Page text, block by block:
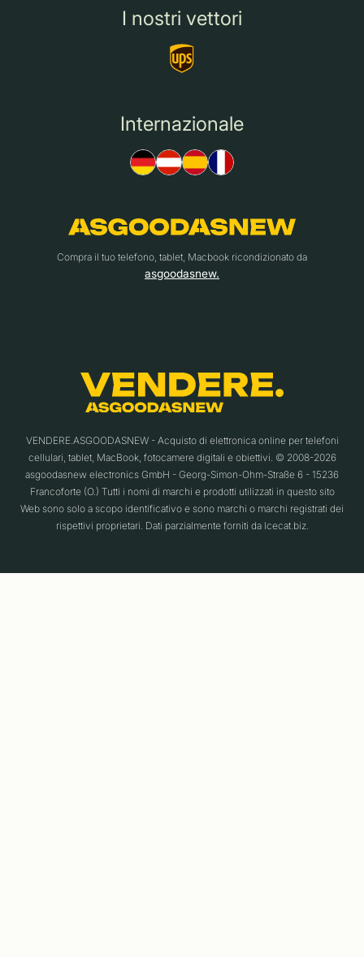
I nostri vettori
Internazionale
Compra il tuo telefono, tablet, Macbook ricondizionato da
asgoodasnew.
VENDERE.ASGOODASNEW - Acquisto di elettronica online per telefoni
cellulari, tablet, MacBook, fotocamere digitali e obiettivi. © 2008-2026
asgoodasnew electronics GmbH - Georg-Simon-Ohm-Straße 6 - 15236
Francoforte (O.) Tutti i nomi di marchi e prodotti utilizzati in questo sito
Web sono solo a scopo identificativo e sono marchi o marchi registrati dei
rispettivi proprietari. Dati parzialmente forniti da Icecat.biz.